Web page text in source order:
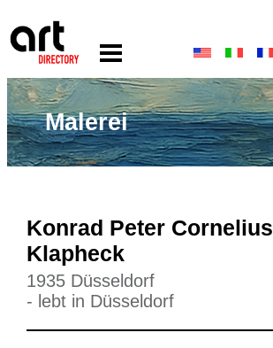
Malerei
Konrad Peter Cornelius
Klapheck
1935 Düsseldorf
- lebt in Düsseldorf